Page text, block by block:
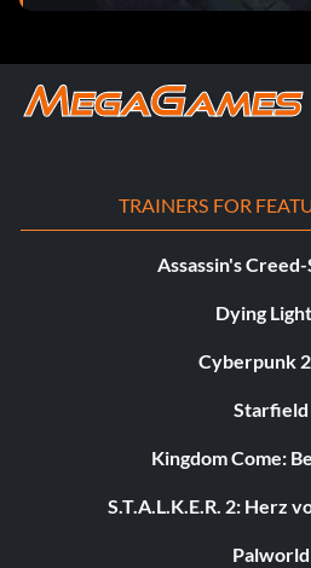
TRAINERS FOR
Assassin's
Dying
Cyberpunk
Starfield
Kingdom Come:
S.T.A.L.K.E.R. 2: Herz
Palworld